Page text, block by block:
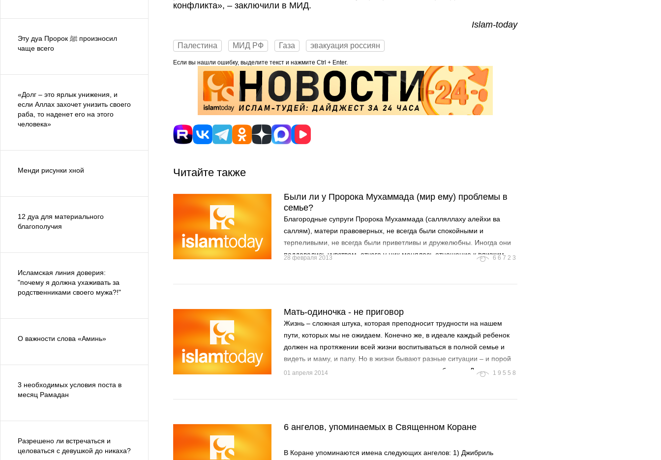
Эту дуа Пророк ﷺ произносил
чаще всего
«Долг – это ярлык унижения, и
если Аллах захочет унизить своего
раба, то наденет его на этого
человека»
Менди рисунки хной
12 дуа для материального
благополучия
Исламская линия доверия:
"почему я должна ухаживать за
родственниками своего мужа?!"
О важности слова «Аминь»
3 необходимых условия поста в
месяц Рамадан
Разрешено ли встречаться и
целоваться с девушкой до никаха?
конфликта», – заключили в МИД.
Islam-today
Палестина МИД РФ Газа эвакуация россиян
Если вы нашли ошибку, выделите текст и нажмите Ctrl + Enter.
Читайте также
Были ли у Пророка Мухаммада (мир ему) проблемы в
семье?
Благородные супруги Пророка Мухаммада (салляллаху алейхи ва
саллям), матери правоверных, не всегда были спокойными и
терпеливыми, не всегда были приветливы и дружелюбны. Иногда они
поддавались чувствам, отчего у них менялось отношение к близким
28 февраля 2013 66723
Мать-одиночка - не приговор
Жизнь – сложная штука, которая преподносит трудности на нашем
пути, которых мы не ожидаем. Конечно же, в идеале каждый ребенок
должен на протяжении всей жизни воспитываться в полной семье и
видеть и маму, и папу. Но в жизни бывают разные ситуации – и порой
женщина оказывается один на один со своим ребенком. Дети, которые
01 апреля 2014 19558
6 ангелов, упоминаемых в Священном Коране
В Коране упоминаются имена следующих ангелов: 1) Джибриль